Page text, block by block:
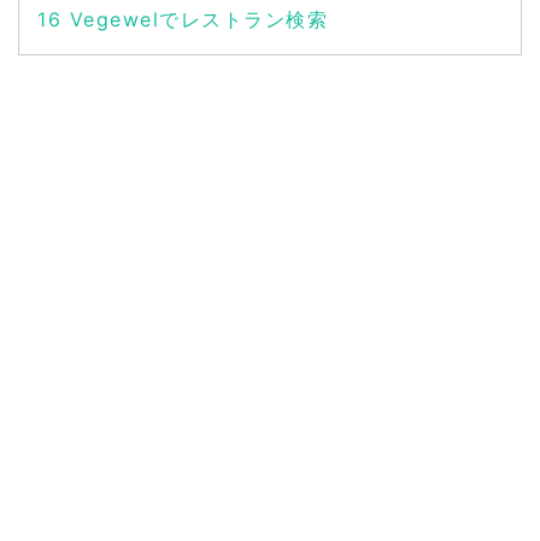
16 Vegewelでレストラン検索